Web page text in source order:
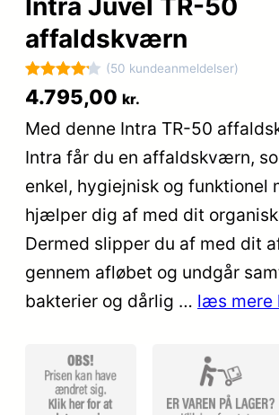
Intra Juvel TR-50
affaldskværn
Bedømt
ud af 5
baseret
50
mmelser
(50 kundeanmeldelser)
4.795,00 kr.
Med denne Intra TR-50
Intra får du en affaldskværn,
enkel, hygiejnisk og funktionel
hjælper dig af med dit
Dermed slipper du af med dit
gennem afløbet og undgår
bakterier og dårlig … læs mere